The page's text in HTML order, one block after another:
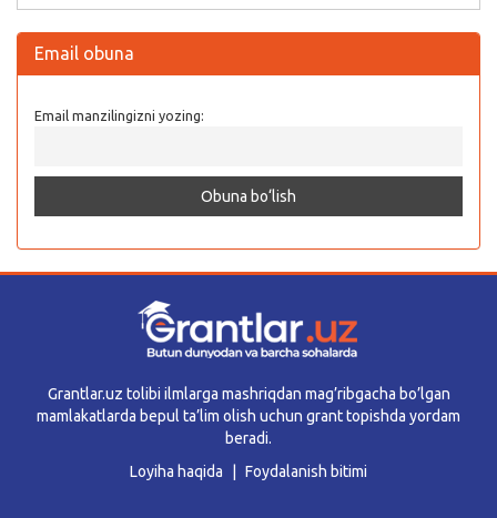
Email obuna
Email manzilingizni yozing:
Grantlar.uz tolibi ilmlarga mashriqdan mag’ribgacha bo’lgan
mamlakatlarda bepul ta’lim olish uchun grant topishda yordam
beradi.
Loyiha haqida
Foydalanish bitimi